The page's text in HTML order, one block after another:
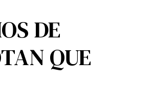
DE
QUE